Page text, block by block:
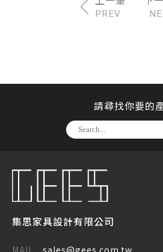
PREV
請尋找你要的
集思家具設計有限公司